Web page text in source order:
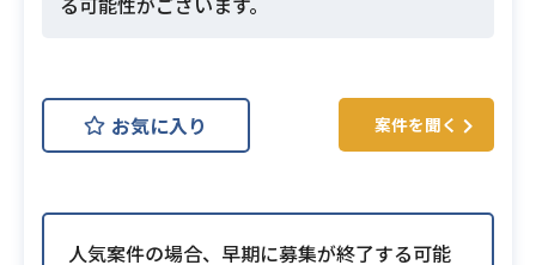
お気に入り 案件を聞く
人気案件の場合、早期に募集が終了する可能